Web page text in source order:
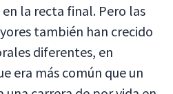
la recta final. Pero las
también han crecido
diferentes, en
era más común que un